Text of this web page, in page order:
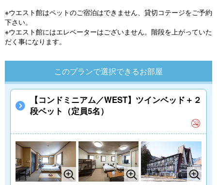
※ウエスト館はペットのご宿泊はできません、貸切コテージをご予約
下さい。
※ウエスト館にはエレベーターはございません。階段を上がっていた
だく事になります。
このプランで選択できるお部屋
【コンドミニアム／WEST】ツインベッド＋２
段ベット（定員5名）